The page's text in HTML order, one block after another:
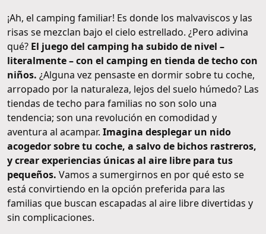
¡Ah, el camping familiar! Es donde los malvaviscos y las
risas se mezclan bajo el cielo estrellado. ¿Pero adivina
qué? El juego del camping ha subido de nivel –
literalmente – con el camping en tienda de techo con
niños. ¿Alguna vez pensaste en dormir sobre tu coche,
arropado por la naturaleza, lejos del suelo húmedo? Las
tiendas de techo para familias no son solo una
tendencia; son una revolución en comodidad y
aventura al acampar. Imagina desplegar un nido
acogedor sobre tu coche, a salvo de bichos rastreros,
y crear experiencias únicas al aire libre para tus
pequeños. Vamos a sumergirnos en por qué esto se
está convirtiendo en la opción preferida para las
familias que buscan escapadas al aire libre divertidas y
sin complicaciones.